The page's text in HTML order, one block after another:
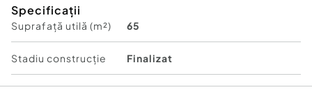
putand fi utilizata ca spatiu de relaxare, terasa,
acces suplimentar sau zona de depozitare.
Caracteristici principale:
- 65 mp suprafata utila
- 35 mp curte proprie
- toate utilitatile disponibile
Specificații
Suprafață utilă (m²) 65
Stadiu construcţie Finalizat